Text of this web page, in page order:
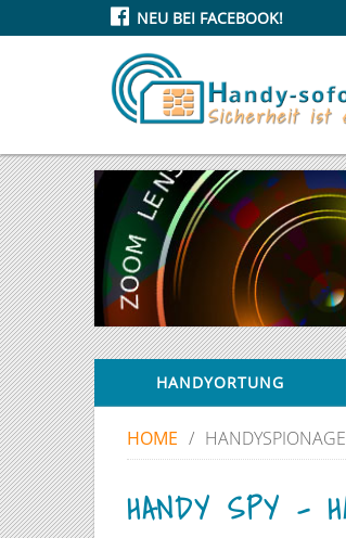
NEU BEI FACEBOOK!
HANDYORTUNG
HOME / HANDYSPIONAGE
HANDY SPY –